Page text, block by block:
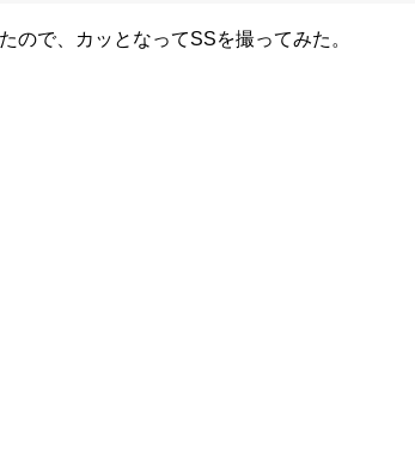
ので、カッとなってSSを撮ってみた。